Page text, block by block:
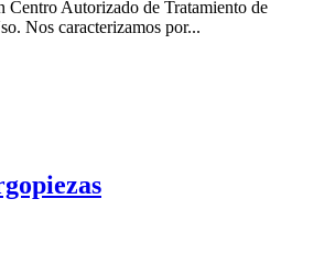
Centro Autorizado de Tratamiento de
Nos caracterizamos por...